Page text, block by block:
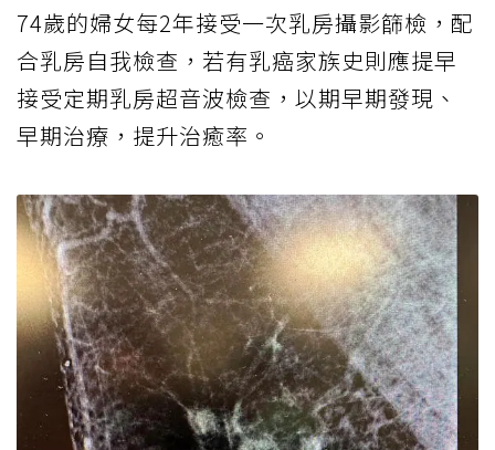
74歲的婦女每2年接受一次乳房攝影篩檢，配
合乳房自我檢查，若有乳癌家族史則應提早
接受定期乳房超音波檢查，以期早期發現、
早期治療，提升治癒率。